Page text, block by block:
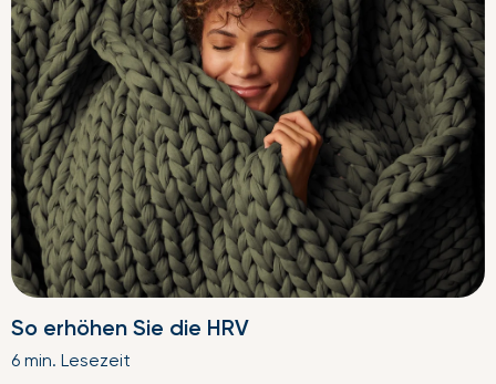
So erhöhen Sie die HRV
6 min. Lesezeit